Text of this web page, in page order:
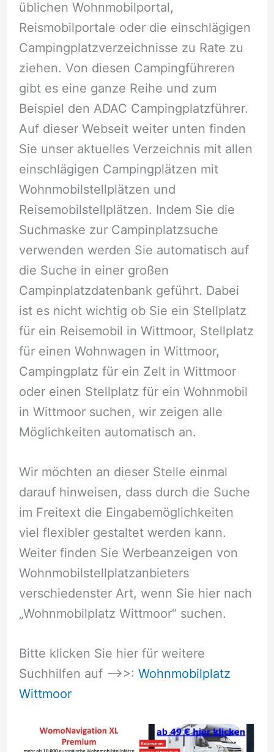
üblichen Wohnmobilportal,
Reismobilportale oder die einschlägigen
Campingplatzverzeichnisse zu Rate zu
ziehen. Von diesen Campingführeren
gibt es eine ganze Reihe und zum
Beispiel den ADAC Campingplatzführer.
Auf dieser Webseit weiter unten finden
Sie unser aktuelles Verzeichnis mit allen
einschlägigen Campingplätzen mit
Wohnmobilstellplätzen und
Reisemobilstellplätzen. Indem Sie die
Suchmaske zur Campinplatzsuche
verwenden werden Sie automatisch auf
die Suche in einer großen
Campinplatzdatenbank geführt. Dabei
ist es nicht wichtig ob Sie ein Stellplatz
für ein Reisemobil in Wittmoor, Stellplatz
für einen Wohnwagen in Wittmoor,
Campingplatz für ein Zelt in Wittmoor
oder einen Stellplatz für ein Wohnmobil
in Wittmoor suchen, wir zeigen alle
Möglichkeiten automatisch an.
Wir möchten an dieser Stelle einmal
darauf hinweisen, dass durch die Suche
im Freitext die Eingabemöglichkeiten
viel flexibler gestaltet werden kann.
Weiter finden Sie Werbeanzeigen von
Wohnmobilstellplatzanbieters
verschiedenster Art, wenn Sie hier nach
„Wohnmobilplatz Wittmoor“ suchen.
Bitte klicken Sie hier für weitere
Suchhilfen auf –>>: Wohnmobilplatz
Wittmoor